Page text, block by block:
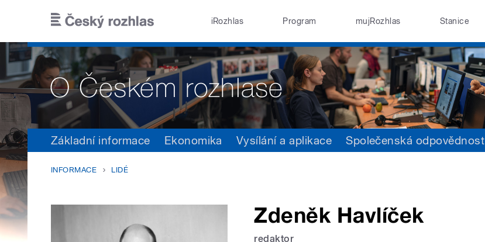
iRozhlas Program mujRozhlas Stanice
Základní informace Ekonomika Vysílání a aplikace Společenská odpovědnost
INFORMACE LIDÉ
Zdeněk Havlíček
redaktor